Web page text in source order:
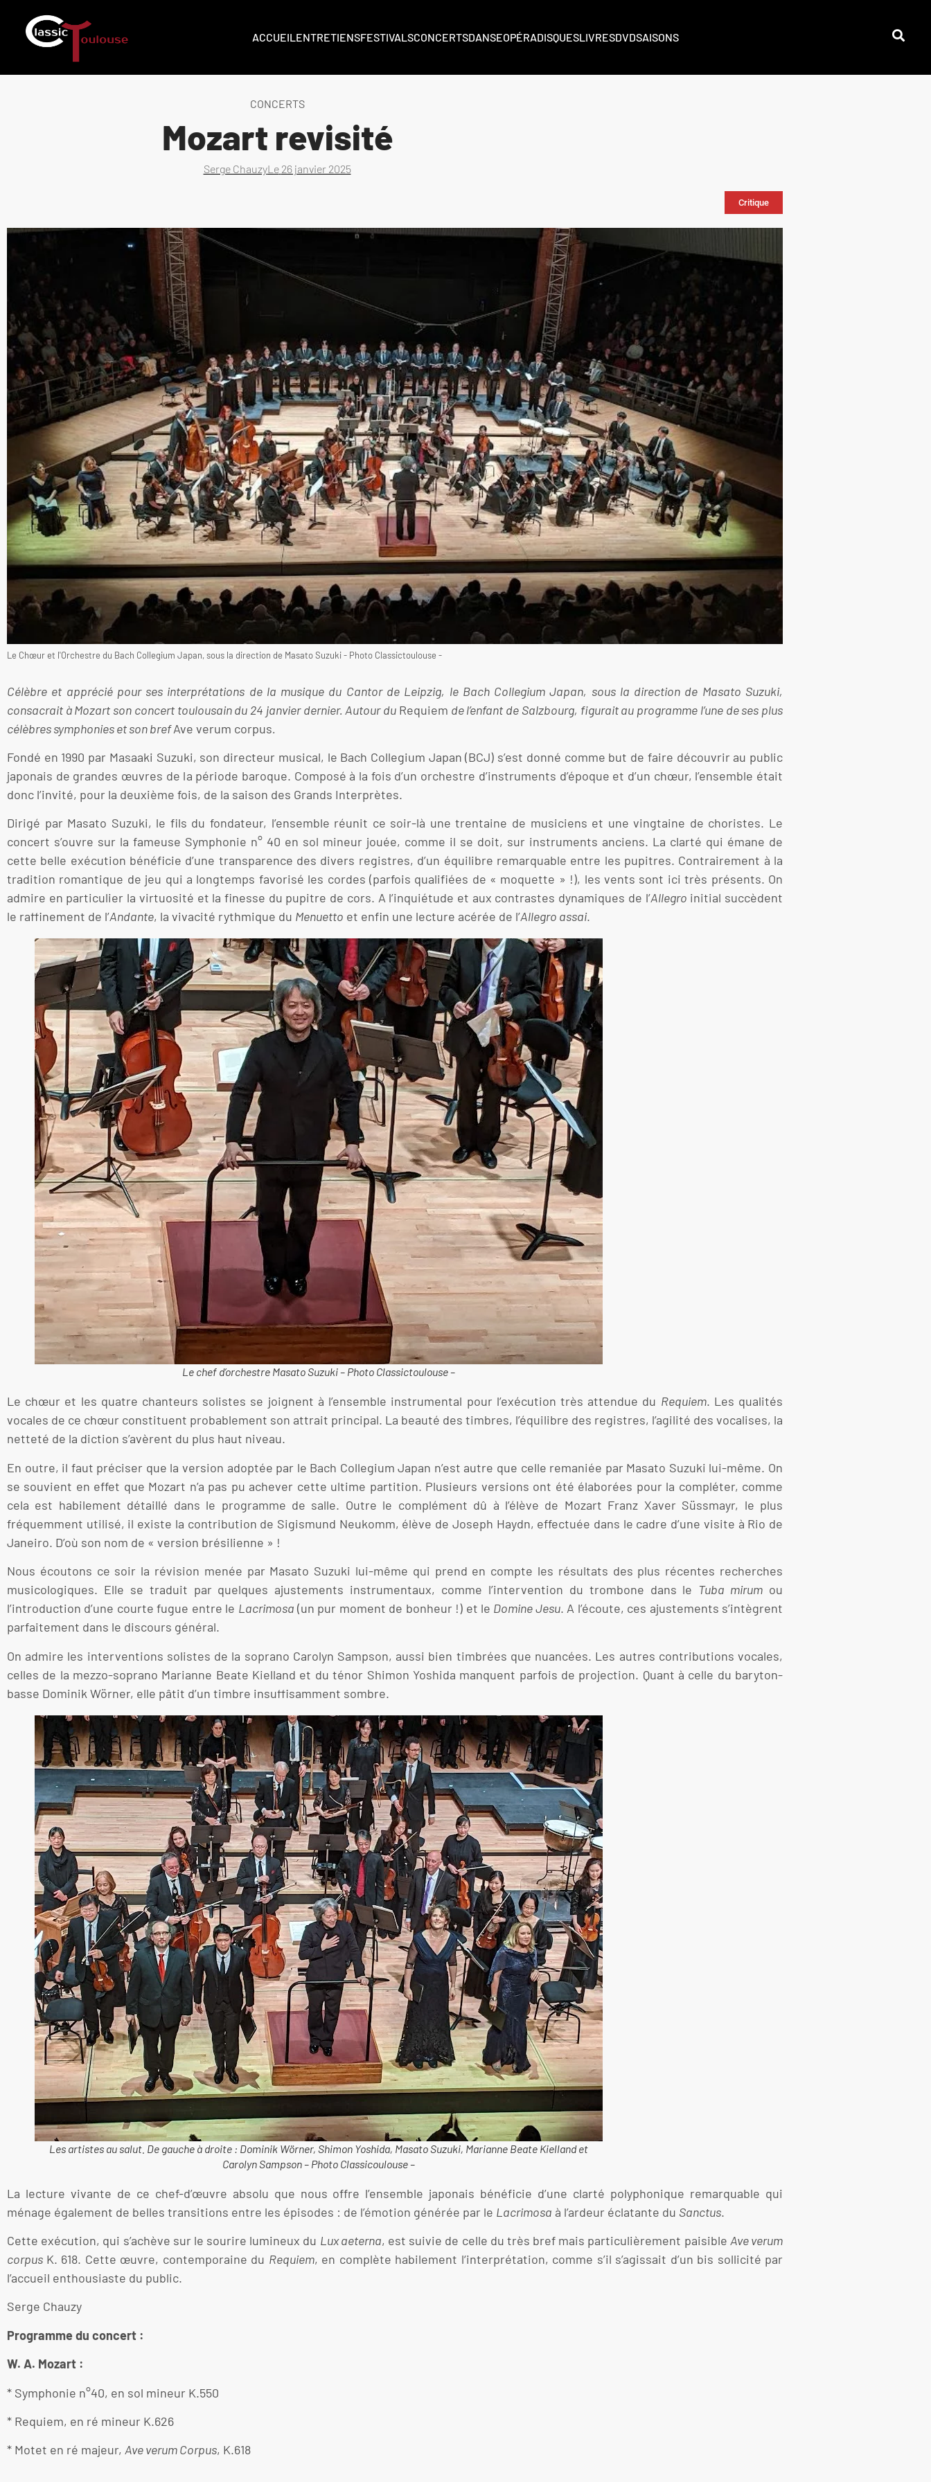
ACCUEILENTRETIENSFESTIVALSCONCERTSDANSEOPÉRADISQUESLIVRESDVDSAISONS
CONCERTS
Mozart revisité
Serge ChauzyLe 26 janvier 2025
Critique
Le Chœur et l'Orchestre du Bach Collegium Japan, sous la direction de Masato Suzuki - Photo Classictoulouse -
Célèbre et apprécié pour ses interprétations de la musique du Cantor de Leipzig, le Bach Collegium Japan, sous la direction de Masato Suzuki,
consacrait à Mozart son concert toulousain du 24 janvier dernier. Autour du Requiem de l’enfant de Salzbourg, figurait au programme l’une de ses plus
célèbres symphonies et son brefAve verum corpus.
Fondé en 1990 par Masaaki Suzuki, son directeur musical, le Bach Collegium Japan (BCJ) s’est donné comme but de faire découvrir au public
japonais de grandes œuvres de la période baroque. Composé à la fois d’un orchestre d’instruments d’époque et d’un chœur, l’ensemble était
donc l’invité, pour la deuxième fois, de la saison des Grands Interprètes.
Dirigé par Masato Suzuki, le fils du fondateur, l’ensemble réunit ce soir-là une trentaine de musiciens et une vingtaine de choristes. Le
concert s’ouvre sur la fameuse Symphonie n° 40 en sol mineur jouée, comme il se doit, sur instruments anciens. La clarté qui émane de
cette belle exécution bénéficie d’une transparence des divers registres, d’un équilibre remarquable entre les pupitres. Contrairement à la
tradition romantique de jeu qui a longtemps favorisé les cordes (parfois qualifiées de « moquette » !), les vents sont ici très présents. On
admire en particulier la virtuosité et la finesse du pupitre de cors. A l’inquiétude et aux contrastes dynamiques de l’Allegro initial succèdent
le raffinement de l’Andante, la vivacité rythmique du Menuetto et enfin une lecture acérée de l’Allegro assai.
Le chef d’orchestre Masato Suzuki – Photo Classictoulouse –
Le chœur et les quatre chanteurs solistes se joignent à l’ensemble instrumental pour l’exécution très attendue du Requiem. Les qualités
vocales de ce chœur constituent probablement son attrait principal. La beauté des timbres, l’équilibre des registres, l’agilité des vocalises, la
netteté de la diction s’avèrent du plus haut niveau.
En outre, il faut préciser que la version adoptée par le Bach Collegium Japan n’est autre que celle remaniée par Masato Suzuki lui-même. On
se souvient en effet que Mozart n’a pas pu achever cette ultime partition. Plusieurs versions ont été élaborées pour la compléter, comme
cela est habilement détaillé dans le programme de salle. Outre le complément dû à l’élève de Mozart Franz Xaver Süssmayr, le plus
fréquemment utilisé, il existe la contribution de Sigismund Neukomm, élève de Joseph Haydn, effectuée dans le cadre d’une visite à Rio de
Janeiro. D’où son nom de « version brésilienne » !
Nous écoutons ce soir la révision menée par Masato Suzuki lui-même qui prend en compte les résultats des plus récentes recherches
musicologiques. Elle se traduit par quelques ajustements instrumentaux, comme l’intervention du trombone dans le Tuba mirum ou
l’introduction d’une courte fugue entre le Lacrimosa (un pur moment de bonheur !) et le Domine Jesu. A l’écoute, ces ajustements s’intègrent
parfaitement dans le discours général.
On admire les interventions solistes de la soprano Carolyn Sampson, aussi bien timbrées que nuancées. Les autres contributions vocales,
celles de la mezzo-soprano Marianne Beate Kielland et du ténor Shimon Yoshida manquent parfois de projection. Quant à celle du baryton-
basse Dominik Wörner, elle pâtit d’un timbre insuffisamment sombre.
Les artistes au salut. De gauche à droite : Dominik Wörner, Shimon Yoshida, Masato Suzuki, Marianne Beate Kielland et
Carolyn Sampson – Photo Classicoulouse –
La lecture vivante de ce chef-d’œuvre absolu que nous offre l’ensemble japonais bénéficie d’une clarté polyphonique remarquable qui
ménage également de belles transitions entre les épisodes : de l’émotion générée par le Lacrimosa à l’ardeur éclatante du Sanctus.
Cette exécution, qui s’achève sur le sourire lumineux du Lux aeterna, est suivie de celle du très bref mais particulièrement paisible Ave verum
corpus K. 618. Cette œuvre, contemporaine du Requiem, en complète habilement l‘interprétation, comme s’il s’agissait d’un bis sollicité par
l’accueil enthousiaste du public.
Serge Chauzy
Programme du concert :
W. A. Mozart :
* Symphonie n°40, en sol mineur K.550
* Requiem, en ré mineur K.626
* Motet en ré majeur, Ave verum Corpus, K.618